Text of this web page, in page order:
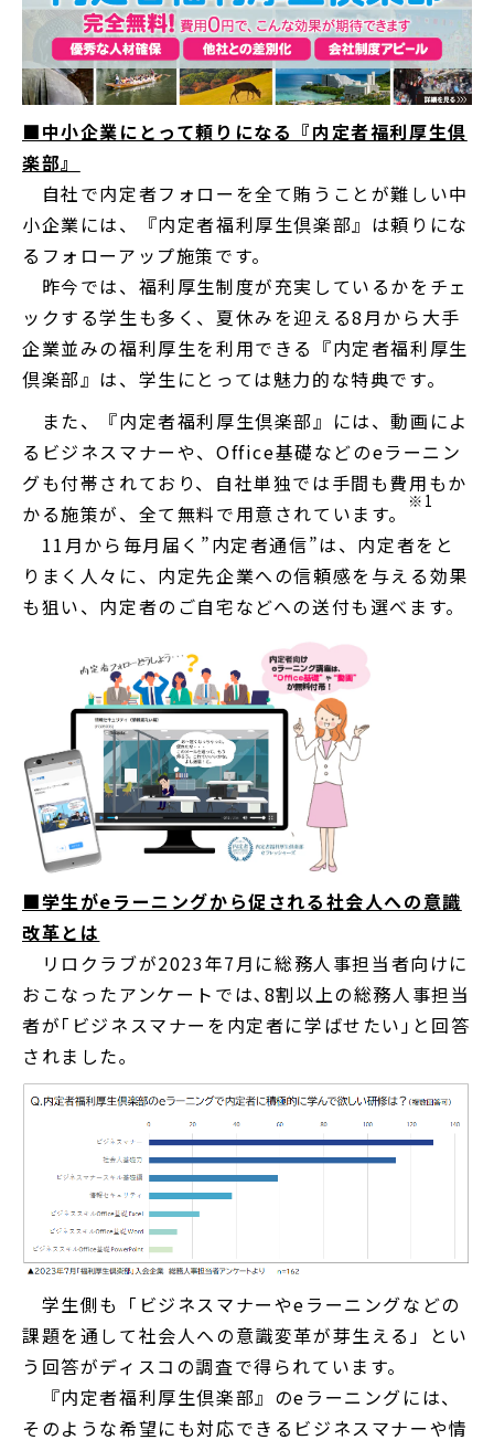
■中小企業にとって頼りになる『内定者福利厚生倶
楽部』
自社で内定者フォローを全て賄うことが難しい中
小企業には、『内定者福利厚生倶楽部』は頼りにな
るフォローアップ施策です。
昨今では、福利厚生制度が充実しているかをチェ
ックする学生も多く、夏休みを迎える8月から大手
企業並みの福利厚生を利用できる『内定者福利厚生
倶楽部』は、学生にとっては魅力的な特典です。
また、『内定者福利厚生倶楽部』には、動画によ
るビジネスマナーや、Office基礎などのeラーニン
グも付帯されており、自社単独では手間も費用もか
かる施策が、全て無料で用意されています。
※1
11月から毎月届く”内定者通信”は、内定者をと
りまく人々に、内定先企業への信頼感を与える効果
も狙い、内定者のご自宅などへの送付も選べます。
■学生がeラーニングから促される社会人への意識
改革とは
リロクラブが2023年7月に総務人事担当者向けに
おこなったアンケートでは､8割以上の総務人事担当
者が｢ビジネスマナーを内定者に学ばせたい｣と回答
されました｡
学生側も「ビジネスマナーやeラーニングなどの
課題を通して社会人への意識変革が芽生える」とい
う回答がディスコの調査で得られています。
『内定者福利厚生倶楽部』のeラーニングには、
そのような希望にも対応できるビジネスマナーや情